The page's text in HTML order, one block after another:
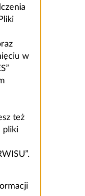
w
też
pliki